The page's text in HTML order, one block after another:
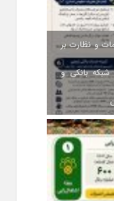
خدمات و نظارت بر
ارز، تجهیز شبکه بانکی و